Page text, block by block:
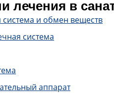
лечения в
и обмен веществ
система
аппарат